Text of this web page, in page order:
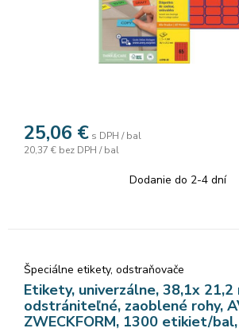
25,06 € s DPH / bal
20,37 € bez DPH / bal
Dodanie do 2-4 dní
Špeciálne etikety, odstraňovače
Etikety, univerzálne, 38,1x 21,2
odstrániteľné, zaoblené rohy,
ZWECKFORM, 1300 etikiet/